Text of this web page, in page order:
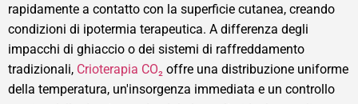
rapidamente a contatto con la superficie cutanea, creando
condizioni di ipotermia terapeutica. A differenza degli
impacchi di ghiaccio o dei sistemi di raffreddamento
tradizionali, Crioterapia CO₂ offre una distribuzione uniforme
della temperatura, un'insorgenza immediata e un controllo